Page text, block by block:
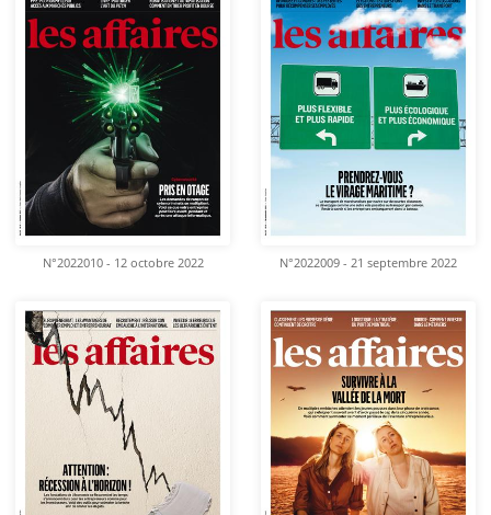
N°2022010 - 12 octobre 2022 N°2022009 - 21 septembre 2022